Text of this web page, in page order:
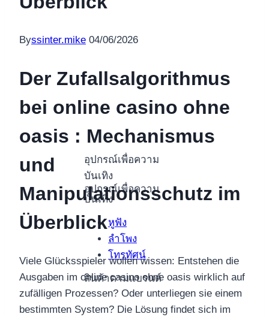
อุปกรณ์เพื่อความ
บันเทิง
อุปกรณ์เพื่อความ
บันเทิง
หูฟัง
ลำโพง
โทรทัศน์
สินค้าตามแบรนด์
Byssinter.mike 04/06/2026
Der Zufallsalgorithmus
bei online casino ohne
oasis : Mechanismus
und
Manipulationsschutz im
Überblick
Viele Glücksspieler wollen wissen: Entstehen die
Ausgaben im online casino ohne oasis wirklich auf
zufälligen Prozessen? Oder unterliegen sie einem
bestimmten System? Die Lösung findet sich im